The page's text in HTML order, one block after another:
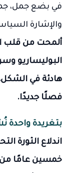
في بضع جمل،
والإشارة
ألمحت من قلب
البوليساريو
هادئة في
فصلًا جديدًا.
بتغريدة واحدة
اندلاع الثورة
خمسين عامًا من